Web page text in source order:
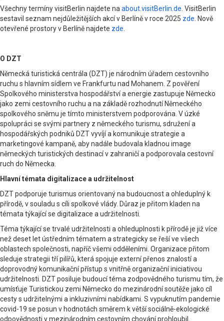
Všechny termíny visitBerlin najdete naabout.visitBerlin.de. VisitBerlin
sestavil seznam nejdůležitějších akcí v Berlíně v roce 2025 zde. Nově
otevřené prostory v Berlíně najdete zde.
O DZT
Německá turistická centrála (DZT) je národním úřadem cestovního
ruchu s hlavním sídlem ve Frankfurtu nad Mohanem. Z pověření
Spolkového ministerstva hospodářství a energie zastupuje Německo
jako zemi cestovního ruchu a na základě rozhodnutí Německého
spolkového sněmu je tímto ministerstvem podporována. V úzké
spolupráci se svými partnery z německého turismu, sdružení a
hospodářských podniků DZT vyvíjí a komunikuje strategie a
marketingové kampaně, aby nadále budovala kladnou image
německých turistických destinací v zahraničí a podporovala cestovní
ruch do Německa.
Hlavní témata digitalizace a udržitelnost
DZT podporuje turismus orientovaný na budoucnost a ohleduplný k
přírodě, v souladu s cíli spolkové vlády. Důraz je přitom kladen na
témata týkající se digitalizace a udržitelnosti.
Téma týkající se trvalé udržitelnosti a ohleduplnosti k přírodě je již více
než deset let ústředním tématem a strategicky se řeší ve všech
oblastech společnosti, napříč všemi odděleními. Organizace přitom
sleduje strategii tří pilířů, která spojuje externí přenos znalostí a
doprovodný komunikační přístup s vnitřně organizační iniciativou
udržitelnosti. DZT posiluje budoucí téma zodpovědného turismu tím, že
umísťuje Turistickou zemi Německo do mezinárodní soutěže jako cíl
cesty s udržitelnými a inkluzivními nabídkami. S vypuknutím pandemie
covid-19 se posun v hodnotách směrem k větší sociálně-ekologické
odpovědnosti v mezinárodním cestovním chování prohloubil.